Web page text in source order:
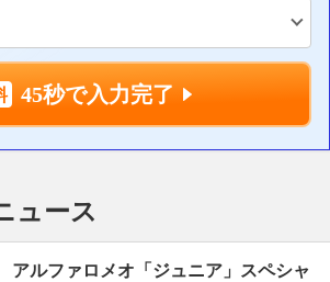
45秒で入力完了
ュース
アルファロメオ「ジュニア」スペシャ